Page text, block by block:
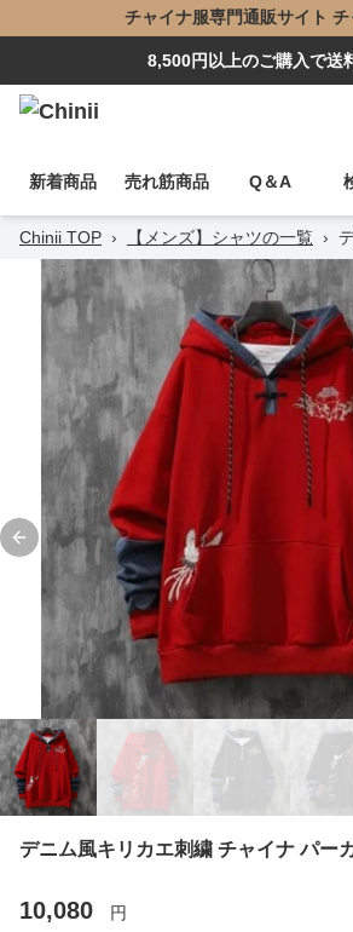
チャイナ服専門通販サイト
8,500円以上のご購入で送
新着商品 売れ筋商品 Q＆A
Chinii TOP › 【メンズ】シャツの一覧 ›
Previous slide
デニム風キリカエ刺繍 チャイナ パー
10,080 円